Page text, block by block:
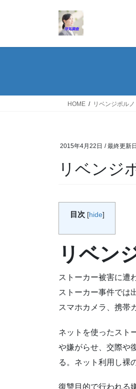
HOME リベンジポルノ
2015年4月22日 / 最終更新
リベンジ
目次 [hide]
リベン
ストーカー被害に遭
ストーカー事件では
スマホカメラ、携帯
ネットを使ったスト
や嫌がらせ、交際や
る。ネット利用し裸
復讐目的で行われる